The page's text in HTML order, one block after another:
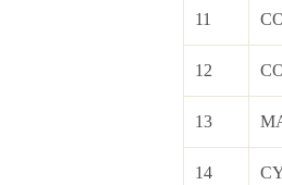
11
12
13
14